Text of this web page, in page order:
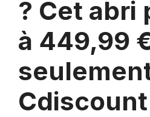
? Cet abri
à 449,99
Cdiscount